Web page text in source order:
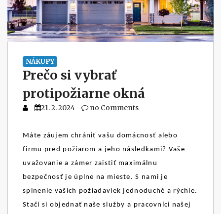
NÁKUPY
Prečo si vybrať
protipožiarne okná
21. 2. 2024 no Comments
Máte záujem chrániť vašu domácnosť alebo
firmu pred požiarom a jeho následkami? Vaše
uvažovanie a zámer zaistiť maximálnu
bezpečnosť je úplne na mieste. S nami je
splnenie vašich požiadaviek jednoduché a rýchle.
Stačí si objednať naše služby a pracovníci našej